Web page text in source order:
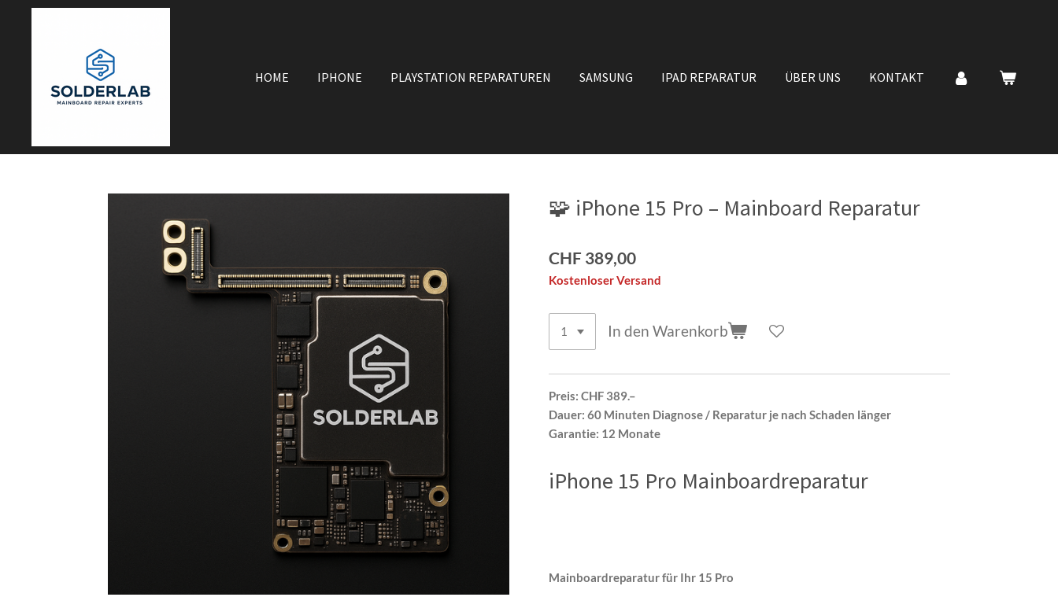
HOME IPHONE PLAYSTATION REPARATUREN SAMSUNG IPAD REPARATUR ÜBER UNS KONTAKT
🧩 iPhone 15 Pro – Mainboard Reparatur
CHF 389,00
Kostenloser Versand
In den Warenkorb
Preis: CHF 389.–
Dauer: 60 Minuten Diagnose / Reparatur je nach Schaden länger
Garantie: 12 Monate
iPhone 15 Pro Mainboardreparatur
Mainboardreparatur für Ihr 15 Pro